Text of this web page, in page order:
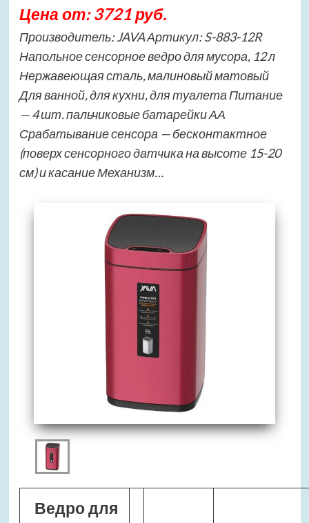
Цена от: 3721 руб.
Производитель: JAVA Артикул: S-883-12R
Напольное сенсорное ведро для мусора, 12 л
Нержавеющая сталь, малиновый матовый
Для ванной, для кухни, для туалета Питание
— 4 шт. пальчиковые батарейки АА
Срабатывание сенсора — бесконтактное
(поверх сенсорного датчика на высоте 15-20
см) и касание Механизм…
Ведро для